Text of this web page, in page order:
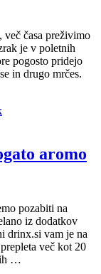
več časa preživimo
je v poletnih
pogosto pridejo
in drugo mrčes.
aromo
pozabiti na
iz dodatkov
drinx.si vam je na
več kot 20
…